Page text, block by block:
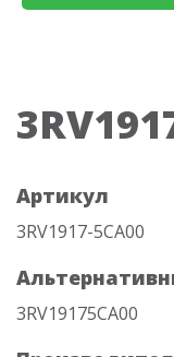
Артикул
3RV1917-5CA00
3RV19175CA00